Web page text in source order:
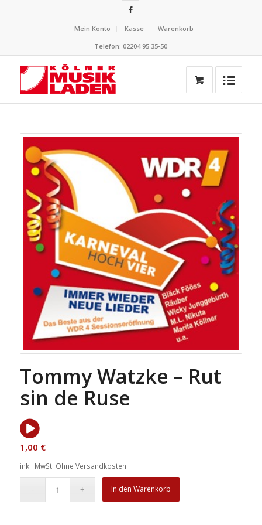
Mein Konto Kasse
Warenkorb
Telefon: 02204 95 35-50
Tommy Watzke – Rut
sin de Ruse
1,00 €
inkl. MwSt. Ohne Versandkosten
In den Warenkorb